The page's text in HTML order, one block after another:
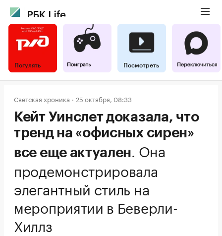
Погулять Посмотреть
Светская хроника 25 октября, 08:33
Кейт Уинслет доказала, что
тренд на «офисных сирен»
все еще актуален. Она
продемонстрировала
элегантный стиль на
мероприятии в Беверли-
Хиллз